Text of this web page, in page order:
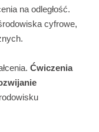
na odległość.
cyfrowe,
Ćwiczenia